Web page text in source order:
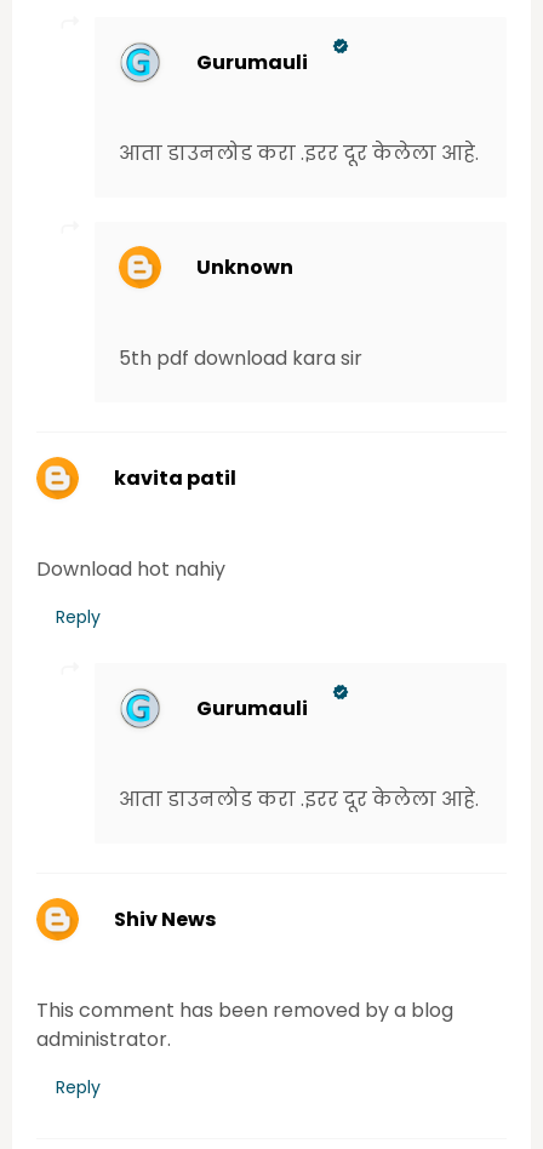
Gurumauli
आता डाउनलोड करा .इरर दूर केलेला आहे.
Unknown
5th pdf download kara sir
kavita patil
Download hot nahiy
Reply
Gurumauli
आता डाउनलोड करा .इरर दूर केलेला आहे.
Shiv News
This comment has been removed by a blog
administrator.
Reply